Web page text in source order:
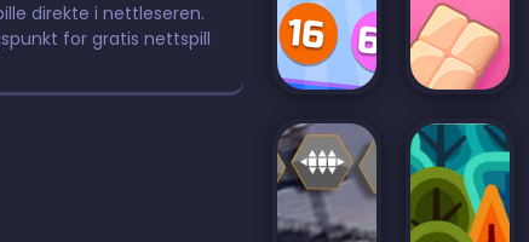
direkte i nettleseren.
for gratis nettspill